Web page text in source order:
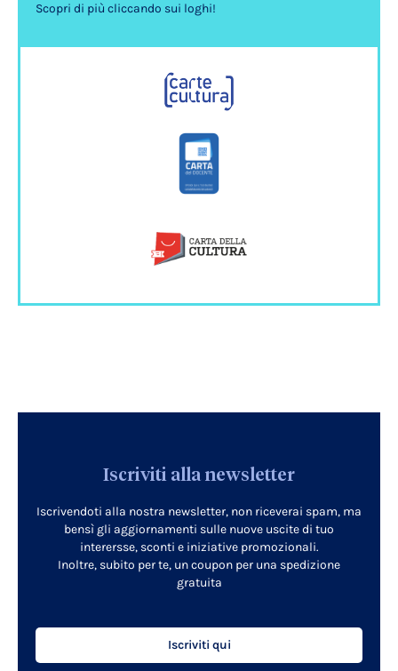
Scopri di più cliccando sui loghi!
Iscriviti alla newsletter
Iscrivendoti alla nostra newsletter, non riceverai spam, ma
bensì gli aggiornamenti sulle nuove uscite di tuo
interersse, sconti e iniziative promozionali.
Inoltre, subito per te, un coupon per una spedizione
gratuita
Iscriviti qui